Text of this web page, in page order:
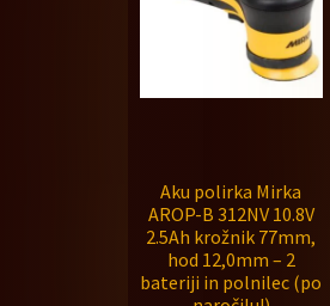
Aku polirka Mirka
AROP-B 312NV 10.8V
2.5Ah krožnik 77mm,
hod 12,0mm – 2
bateriji in polnilec (po